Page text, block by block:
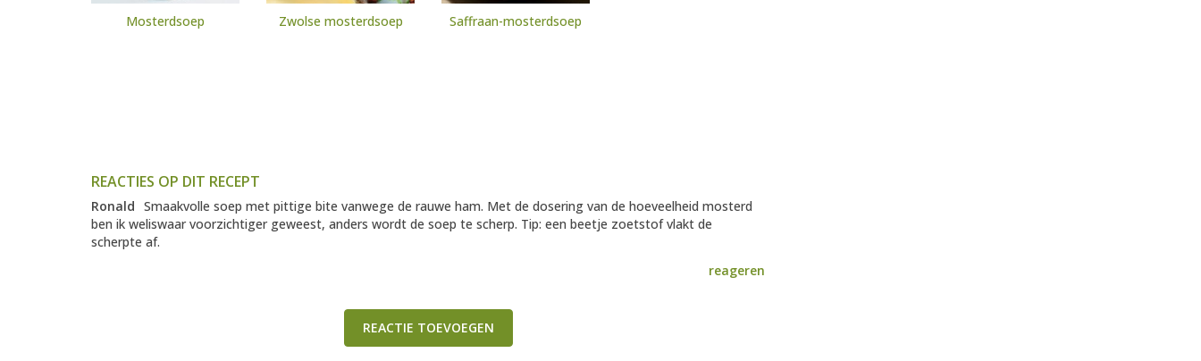
Mosterdsoep Zwolse mosterdsoep Saffraan-mosterdsoep
REACTIES OP DIT RECEPT
Ronald Smaakvolle soep met pittige bite vanwege de rauwe ham. Met de dosering van de hoeveelheid mosterd
ben ik weliswaar voorzichtiger geweest, anders wordt de soep te scherp. Tip: een beetje zoetstof vlakt de
scherpte af.
reageren
REACTIE TOEVOEGEN